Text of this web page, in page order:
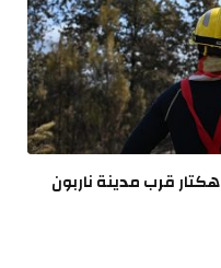
فيديو. حريق غابات يلتهم نحو 100 هكتار قرب مدينة ناربون